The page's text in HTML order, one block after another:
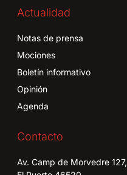
Actualidad
Notas de prensa
Mociones
Boletín informativo
Opinión
Agenda
Contacto
Av. Camp de Morvedre 127,